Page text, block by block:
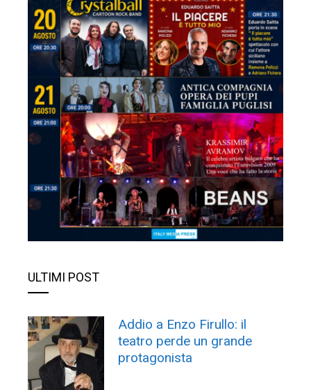
ULTIMI POST
Addio a Enzo Firullo: il
teatro perde un grande
protagonista